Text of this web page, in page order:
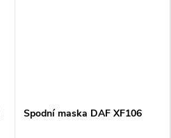
Spodní maska DAF XF106